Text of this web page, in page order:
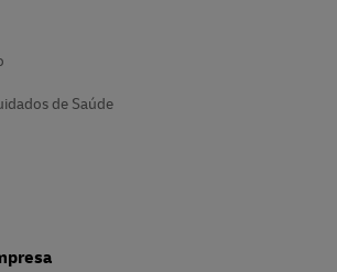
de Saúde